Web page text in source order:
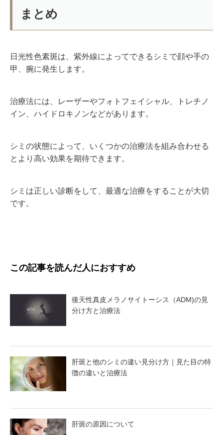
まとめ
日光性色素斑は、紫外線によってできるシミで顔や手の
甲、腕に発生します。
治療法には、レーザーやフォトフェイシャル、トレチノ
イン、ハイドロキノンなどがあります。
シミの状態によって、いくつかの治療法を組み合わせる
とより高い効果を期待できます。
シミは正しい診断をして、最適な治療をすることが大切
です。
この記事を読んだ人におすすめ
後天性真皮メラノサイトーシス（ADM)の見
分け方と治療法
肝斑と他のシミの違い見分け方｜見た目の特
徴の違いと治療法
肝斑の原因について